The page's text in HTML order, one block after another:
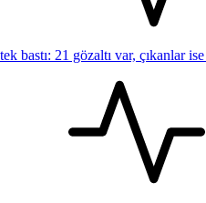
tek bastı: 21 gözaltı var, çıkanlar